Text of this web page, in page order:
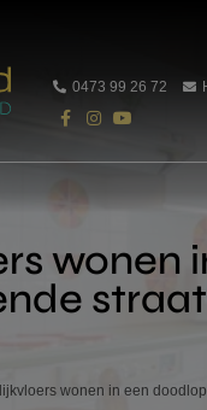
0473 99 26 72
wonen
straat
wonen in een